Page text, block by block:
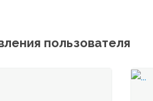
пользователя